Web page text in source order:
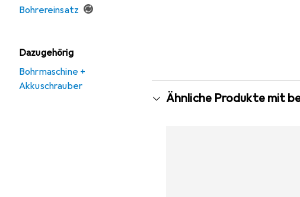
Bohrereinsatz
Dazugehörig
Bohrmaschine +
Akkuschrauber
Ähnliche Produkte mit